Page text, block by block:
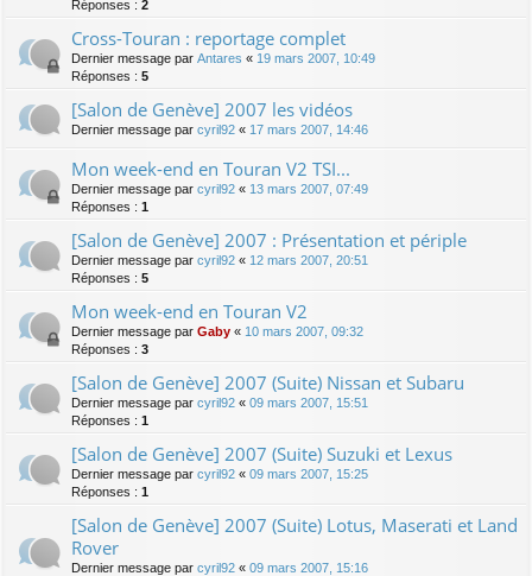
Réponses : 2
Cross-Touran : reportage complet
Dernier message par Antares « 19 mars 2007, 10:49
Réponses : 5
[Salon de Genève] 2007 les vidéos
Dernier message par cyril92 « 17 mars 2007, 14:46
Mon week-end en Touran V2 TSI...
Dernier message par cyril92 « 13 mars 2007, 07:49
Réponses : 1
[Salon de Genève] 2007 : Présentation et périple
Dernier message par cyril92 « 12 mars 2007, 20:51
Réponses : 5
Mon week-end en Touran V2
Dernier message par Gaby « 10 mars 2007, 09:32
Réponses : 3
[Salon de Genève] 2007 (Suite) Nissan et Subaru
Dernier message par cyril92 « 09 mars 2007, 15:51
Réponses : 1
[Salon de Genève] 2007 (Suite) Suzuki et Lexus
Dernier message par cyril92 « 09 mars 2007, 15:25
Réponses : 1
[Salon de Genève] 2007 (Suite) Lotus, Maserati et Land
Rover
Dernier message par cyril92 « 09 mars 2007, 15:16